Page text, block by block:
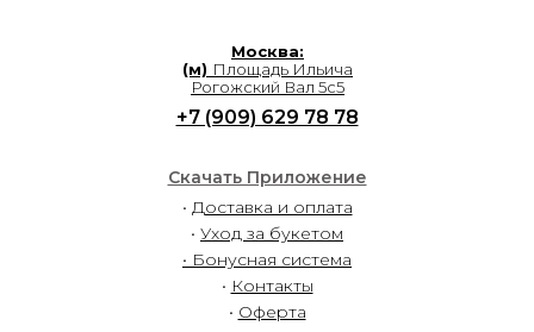
• Доставка и оплата
• Уход за букетом
• Бонусная система
• Контакты
• Оферта
+7 (909) 629 78 78
Скачать Приложение
Москва:
(м) Площадь Ильича
Рогожский Вал 5с5